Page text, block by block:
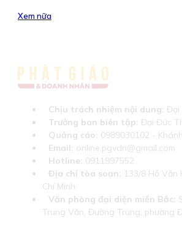
Xem nữa
Chịu trách nhiệm nội dung: Đại
Trưởng ban biên tập: Đại Đức
Quảng cáo: 0989030102 -
Email: online.pgvdn@gmail.com
Hotline: 0911997552
Địa chỉ tòa soạn: 133/8 Hồ Văn
Chí Minh
Văn phòng đại diện miền Bắc:
Trung Văn, Đường Trung, phường